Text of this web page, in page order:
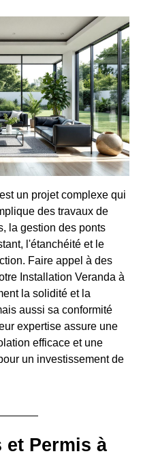
un projet complexe qui
des travaux de
la gestion des ponts
l'étanchéité et le
Faire appel à des
Installation Veranda à
la solidité et la
aussi sa conformité
expertise assure une
efficace et une
un investissement de
et Permis à